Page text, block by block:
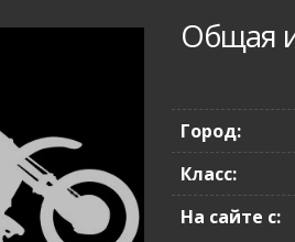
Общая
Город:
Класс:
На сайте с: